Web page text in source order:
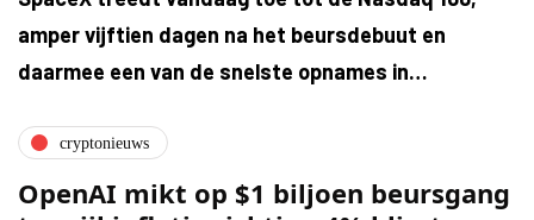
amper vijftien dagen na het beursdebuut en
daarmee een van de snelste opnames in…
cryptonieuws
OpenAI mikt op $1 biljoen beursgang